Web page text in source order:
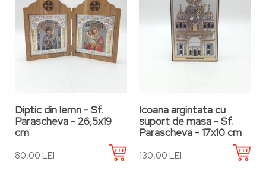
Diptic din lemn - Sf.
Parascheva - 26,5x19
cm
80,00 LEI
Icoana argintata cu
suport de masa - Sf.
Parascheva - 17x10 cm
130,00 LEI